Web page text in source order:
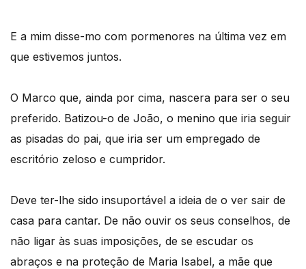
E a mim disse-mo com pormenores na última vez em
que estivemos juntos.
O Marco que, ainda por cima, nascera para ser o seu
preferido. Batizou-o de João, o menino que iria seguir
as pisadas do pai, que iria ser um empregado de
escritório zeloso e cumpridor.
Deve ter-lhe sido insuportável a ideia de o ver sair de
casa para cantar. De não ouvir os seus conselhos, de
não ligar às suas imposições, de se escudar os
abraços e na proteção de Maria Isabel, a mãe que